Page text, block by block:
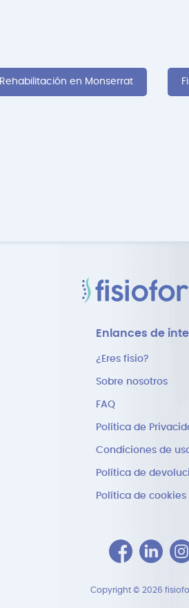
Rehabilitación en Monserrat
Enlances de
¿Eres fisio?
Sobre nosotros
FAQ
Política de
Condiciones de
Política de
Política de cookies
Copyright © 2026